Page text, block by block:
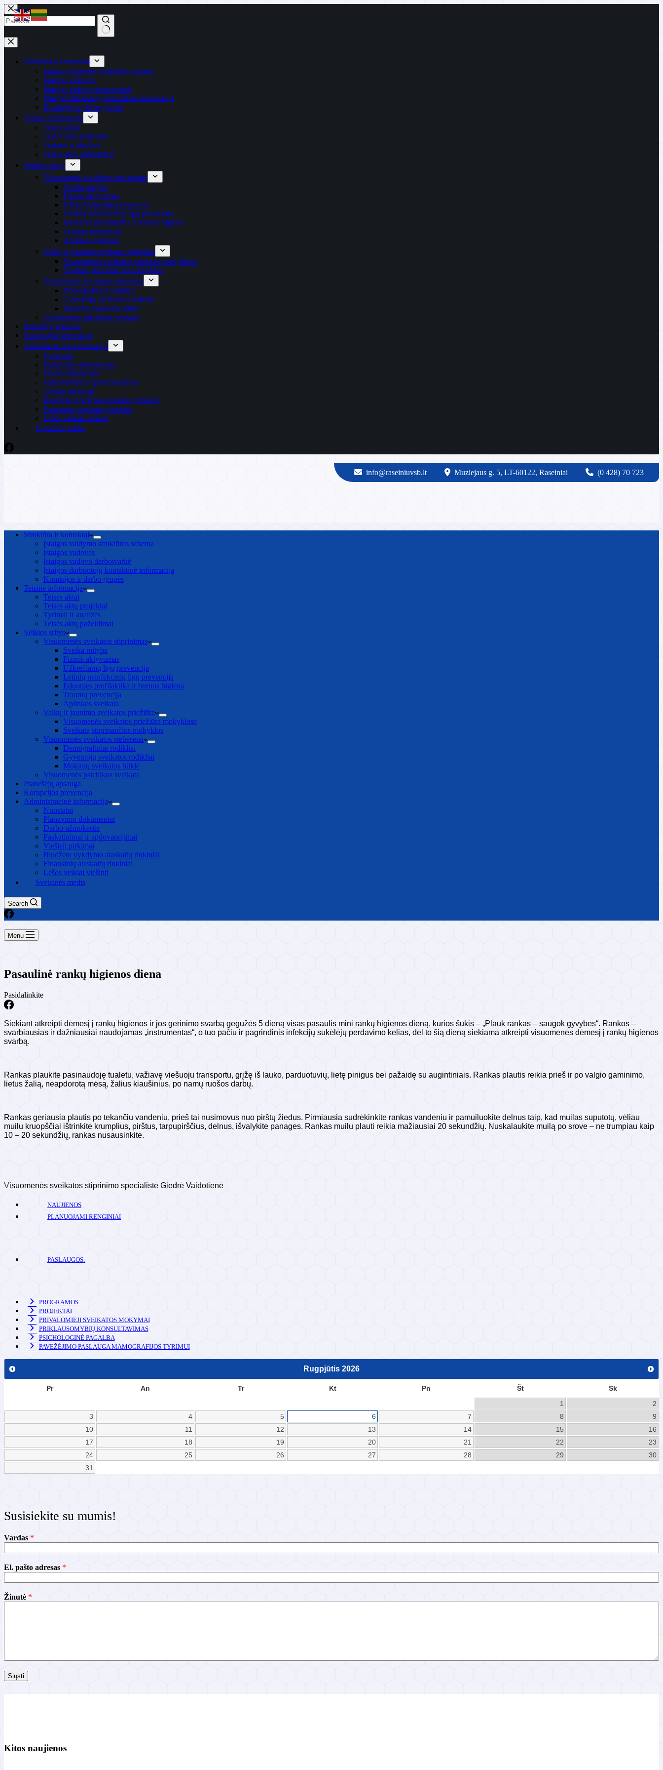
Skip
to
content
No
results
Struktūra ir kontaktai
Įstaigos valdymo struktūros schema
Įstaigos vadovas
Įstaigos vadovo darbotvarkė
Įstaigos darbuotojų kontaktinė informacija
Komisijos ir darbo grupės
Teisinė informacija
Teisės aktai
Teisės aktų projektai
Tyrimai ir analizės
Teisės aktų pažeidimai
Veiklos sritys
Visuomenės sveikatos stiprinimas
Sveika mityba
Fizinis aktyvumas
Užkrečiamų ligų prevencija
Lėtinių neinfekcinių ligų prevencija
Ėduonies profilaktika ir burnos higiena
Traumų prevencija
Aplinkos sveikata
Vaikų ir jaunimo sveikatos priežiūra
Visuomenės sveikatos priežiūra mokyklose
Sveikatą stiprinančios mokyklos
Visuomenės sveikatos stebėsena
Demografiniai rodikliai
Gyventojų sveikatos rodikliai
Mokinių sveikatos būklė
Visuomenės psichikos sveikata
Pranešėjų apsauga
Korupcijos prevencija
Administracinė informacija
Nuostatai
Planavimo dokumentai
Darbo užmokestis
Paskatinimai ir apdovanojimai
Viešieji pirkimai
Biudžeto vykdymo ataskaitų rinkiniai
Finansinių ataskaitų rinkiniai
Lėšos veiklai viešinti
Svetainės medis
info@raseiniuvsb.lt Muziejaus g. 5, LT-60122, Raseiniai (0 428) 70 723
Struktūra ir kontaktai
Įstaigos valdymo struktūros schema
Įstaigos vadovas
Įstaigos vadovo darbotvarkė
Įstaigos darbuotojų kontaktinė informacija
Komisijos ir darbo grupės
Teisinė informacija
Teisės aktai
Teisės aktų projektai
Tyrimai ir analizės
Teisės aktų pažeidimai
Veiklos sritys
Visuomenės sveikatos stiprinimas
Sveika mityba
Fizinis aktyvumas
Užkrečiamų ligų prevencija
Lėtinių neinfekcinių ligų prevencija
Ėduonies profilaktika ir burnos higiena
Traumų prevencija
Aplinkos sveikata
Vaikų ir jaunimo sveikatos priežiūra
Visuomenės sveikatos priežiūra mokyklose
Sveikatą stiprinančios mokyklos
Visuomenės sveikatos stebėsena
Demografiniai rodikliai
Gyventojų sveikatos rodikliai
Mokinių sveikatos būklė
Visuomenės psichikos sveikata
Pranešėjų apsauga
Korupcijos prevencija
Administracinė informacija
Nuostatai
Planavimo dokumentai
Darbo užmokestis
Paskatinimai ir apdovanojimai
Viešieji pirkimai
Biudžeto vykdymo ataskaitų rinkiniai
Finansinių ataskaitų rinkiniai
Lėšos veiklai viešinti
Svetainės medis
Search
Menu
Pasaulinė rankų higienos diena
Pasidalinkite
Siekiant atkreipti dėmesį į rankų higienos ir jos gerinimo svarbą gegužės 5 dieną visas pasaulis mini rankų higienos dieną, kurios šūkis – „Plauk rankas – saugok gyvybes“. Rankos –
svarbiausias ir dažniausiai naudojamas „instrumentas“, o tuo pačiu ir pagrindinis infekcijų sukėlėjų perdavimo kelias, dėl to šią dieną siekiama atkreipti visuomenės dėmesį į rankų higienos
svarbą.
Rankas plaukite pasinaudoję tualetu, važiavę viešuoju transportu, grįžę iš lauko, parduotuvių, lietę pinigus bei pažaidę su augintiniais. Rankas plautis reikia prieš ir po valgio gaminimo,
lietus žalią, neapdorotą mėsą, žalius kiaušinius, po namų ruošos darbų.
Rankas geriausia plautis po tekančiu vandeniu, prieš tai nusimovus nuo pirštų žiedus. Pirmiausia sudrėkinkite rankas vandeniu ir pamuiluokite delnus taip, kad muilas suputotų, vėliau
muilu kruopščiai ištrinkite krumplius, pirštus, tarpupirščius, delnus, išvalykite panages. Rankas muilu plauti reikia mažiausiai 20 sekundžių. Nuskalaukite muilą po srove – ne trumpiau kaip
10 – 20 sekundžių, rankas nusausinkite.
Visuomenės sveikatos stiprinimo specialistė Giedrė Vaidotienė
NAUJIENOS
PLANUOJAMI RENGINIAI
PASLAUGOS:
PROGRAMOS
PROJEKTAI
PRIVALOMIEJI SVEIKATOS MOKYMAI
PRIKLAUSOMYBIŲ KONSULTAVIMAS
PSICHOLOGINĖ PAGALBA
PAVEŽĖJIMO PASLAUGA MAMOGRAFIJOS TYRIMUI
Rugpjūtis 2026
Pr An Tr Kt Pn Št
Sk
1
2
3
4 5 6 7 8
9
10
11 12 13 14 15
16
17
18 19 20 21 22
23
24
25 26 27 28 29
30
31
Susisiekite su mumis!
l
i
t
ė
Vardas *
El. pašto adresas *
Žinutė *
Siųsti
Kitos naujienos